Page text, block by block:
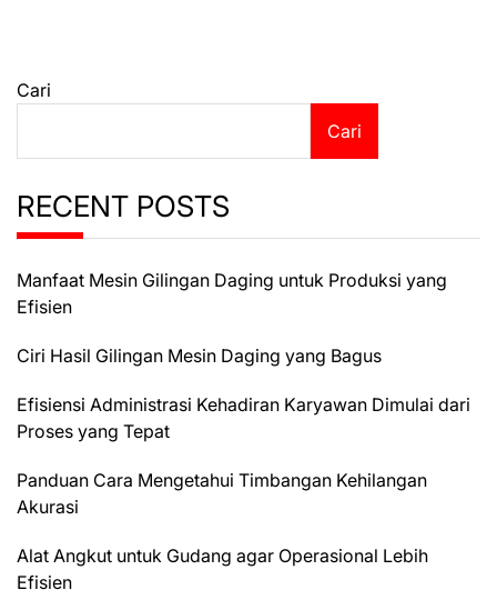
Cari
Cari
RECENT POSTS
Manfaat Mesin Gilingan Daging untuk Produksi yang
Efisien
Ciri Hasil Gilingan Mesin Daging yang Bagus
Efisiensi Administrasi Kehadiran Karyawan Dimulai dari
Proses yang Tepat
Panduan Cara Mengetahui Timbangan Kehilangan
Akurasi
Alat Angkut untuk Gudang agar Operasional Lebih
Efisien